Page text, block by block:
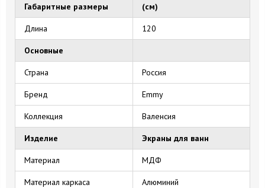
Габаритные размеры (см)
Длина 120
Основные
Страна Россия
Бренд Emmy
Коллекция Валенсия
Изделие Экраны для ванн
Материал МДФ
Материал каркаса Алюминий